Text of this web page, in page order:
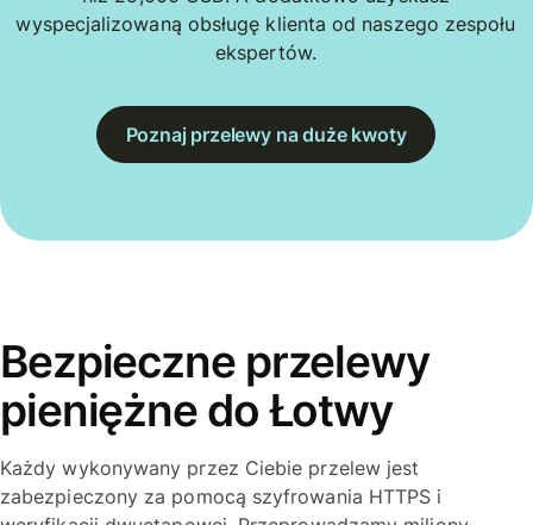
wyspecjalizowaną obsługę klienta od naszego zespołu
ekspertów.
Poznaj przelewy na duże kwoty
Bezpieczne przelewy
pieniężne do Łotwy
Każdy wykonywany przez Ciebie przelew jest
zabezpieczony za pomocą szyfrowania HTTPS i